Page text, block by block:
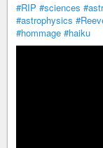
#RIP #sciences
#astrophysics
#hommage #haiku